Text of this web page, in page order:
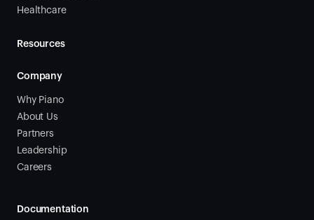
Healthcare
Resources
Company
Why Piano
About Us
Partners
Leadership
Careers
Documentation